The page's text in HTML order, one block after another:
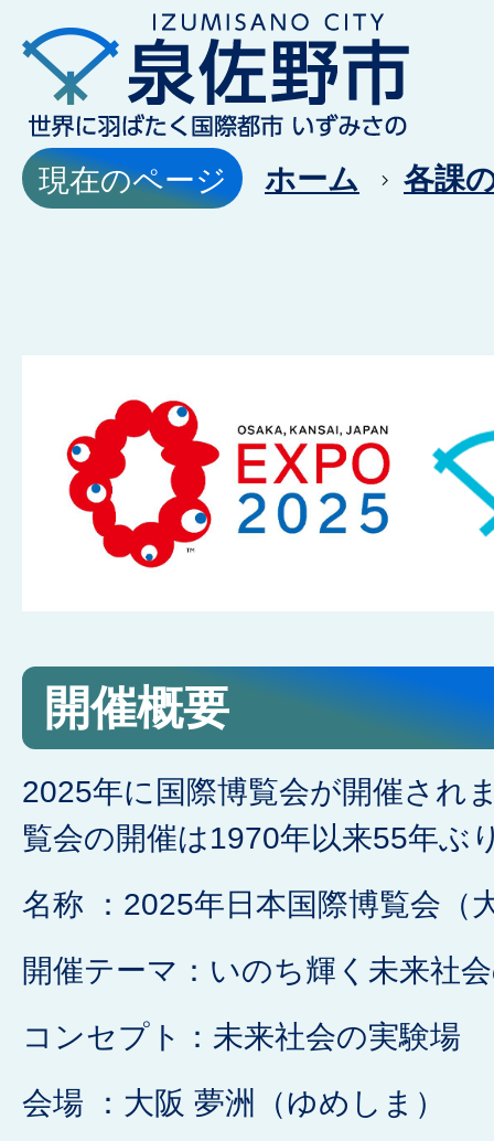
現在のページ ホーム 各課
阪・
関
西
博
に
つ
い
て
開催概要
2025年に国際博覧会が開催され
覧会の開催は1970年以来55年ぶ
名称 ：2025年日本国際博覧会（
開催テーマ：いのち輝く未来社
コンセプト：未来社会の実験場
会場 ：大阪 夢洲（ゆめしま）